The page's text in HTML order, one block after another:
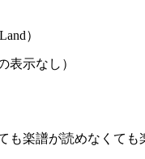
）
表示なし）
も楽譜が読めなくて